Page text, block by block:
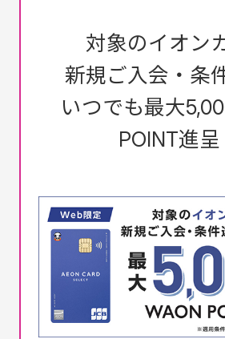
対象のイオン
新規ご入会・条
いつでも最大
POINT進呈